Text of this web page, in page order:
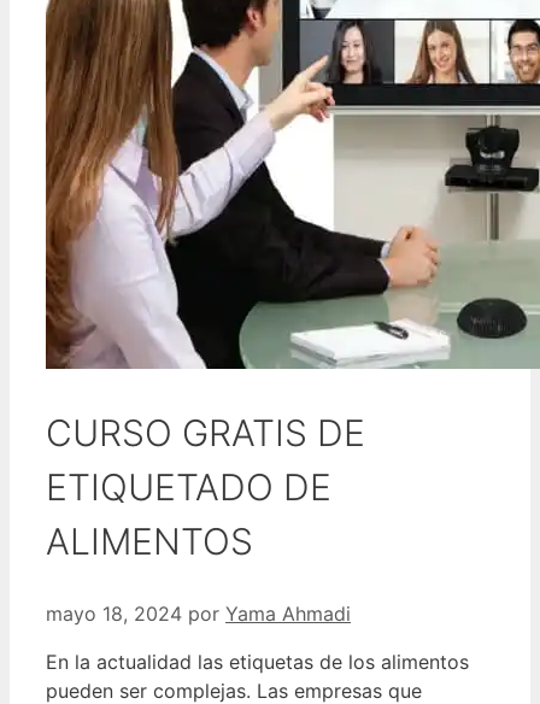
CURSO GRATIS DE
ETIQUETADO DE
ALIMENTOS
mayo 18, 2024 por Yama Ahmadi
En la actualidad las etiquetas de los alimentos
pueden ser complejas. Las empresas que